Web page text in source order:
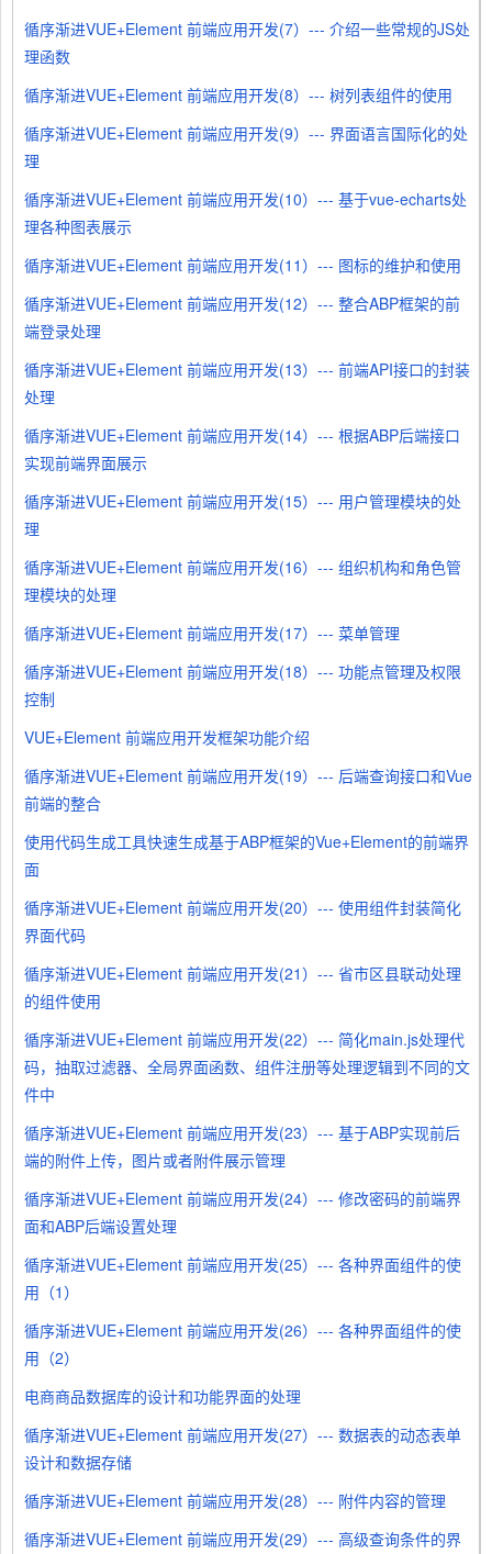
循序渐进VUE+Element 前端应用开发(7）--- 介绍一些常规的JS处
理函数
循序渐进VUE+Element 前端应用开发(8）--- 树列表组件的使用
循序渐进VUE+Element 前端应用开发(9）--- 界面语言国际化的处
理
循序渐进VUE+Element 前端应用开发(10）--- 基于vue-echarts处
理各种图表展示
循序渐进VUE+Element 前端应用开发(11）--- 图标的维护和使用
循序渐进VUE+Element 前端应用开发(12）--- 整合ABP框架的前
端登录处理
循序渐进VUE+Element 前端应用开发(13）--- 前端API接口的封装
处理
循序渐进VUE+Element 前端应用开发(14）--- 根据ABP后端接口
实现前端界面展示
循序渐进VUE+Element 前端应用开发(15）--- 用户管理模块的处
理
循序渐进VUE+Element 前端应用开发(16）--- 组织机构和角色管
理模块的处理
循序渐进VUE+Element 前端应用开发(17）--- 菜单管理
循序渐进VUE+Element 前端应用开发(18）--- 功能点管理及权限
控制
VUE+Element 前端应用开发框架功能介绍
循序渐进VUE+Element 前端应用开发(19）--- 后端查询接口和Vue
前端的整合
使用代码生成工具快速生成基于ABP框架的Vue+Element的前端界
面
循序渐进VUE+Element 前端应用开发(20）--- 使用组件封装简化
界面代码
循序渐进VUE+Element 前端应用开发(21）--- 省市区县联动处理
的组件使用
循序渐进VUE+Element 前端应用开发(22）--- 简化main.js处理代
码，抽取过滤器、全局界面函数、组件注册等处理逻辑到不同的文
件中
循序渐进VUE+Element 前端应用开发(23）--- 基于ABP实现前后
端的附件上传，图片或者附件展示管理
循序渐进VUE+Element 前端应用开发(24）--- 修改密码的前端界
面和ABP后端设置处理
循序渐进VUE+Element 前端应用开发(25）--- 各种界面组件的使
用（1）
循序渐进VUE+Element 前端应用开发(26）--- 各种界面组件的使
用（2）
电商商品数据库的设计和功能界面的处理
循序渐进VUE+Element 前端应用开发(27）--- 数据表的动态表单
设计和数据存储
循序渐进VUE+Element 前端应用开发(28）--- 附件内容的管理
循序渐进VUE+Element 前端应用开发(29）--- 高级查询条件的界